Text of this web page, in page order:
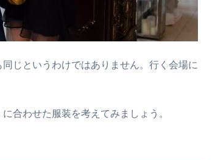
じというわけではありません。行く会場に
合わせた服装を考えてみましょう。